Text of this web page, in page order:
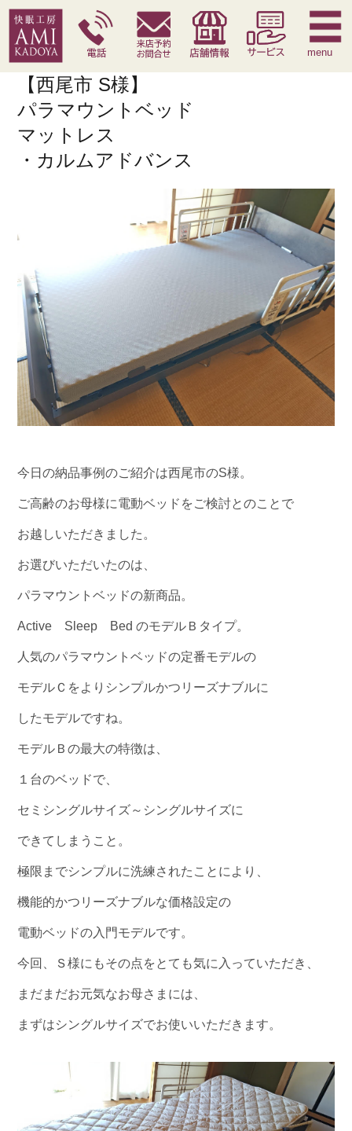
快眠枕 腰痛対策寝具 季節寝具 サービス
menu
【西尾市 S様】
パラマウントベッド
マットレス
・カルムアドバンス
今日の納品事例のご紹介は西尾市のS様。
ご高齢のお母様に電動ベッドをご検討とのことで
お越しいただきました。
お選びいただいたのは、
パラマウントベッドの新商品。
Active Sleep Bed のモデルＢタイプ。
人気のパラマウントベッドの定番モデルの
モデルＣをよりシンプルかつリーズナブルに
したモデルですね。
モデルＢの最大の特徴は、
１台のベッドで、
セミシングルサイズ～シングルサイズに
できてしまうこと。
極限までシンプルに洗練されたことにより、
機能的かつリーズナブルな価格設定の
電動ベッドの入門モデルです。
今回、Ｓ様にもその点をとても気に入っていただき、
まだまだお元気なお母さまには、
まずはシングルサイズでお使いいただきます。